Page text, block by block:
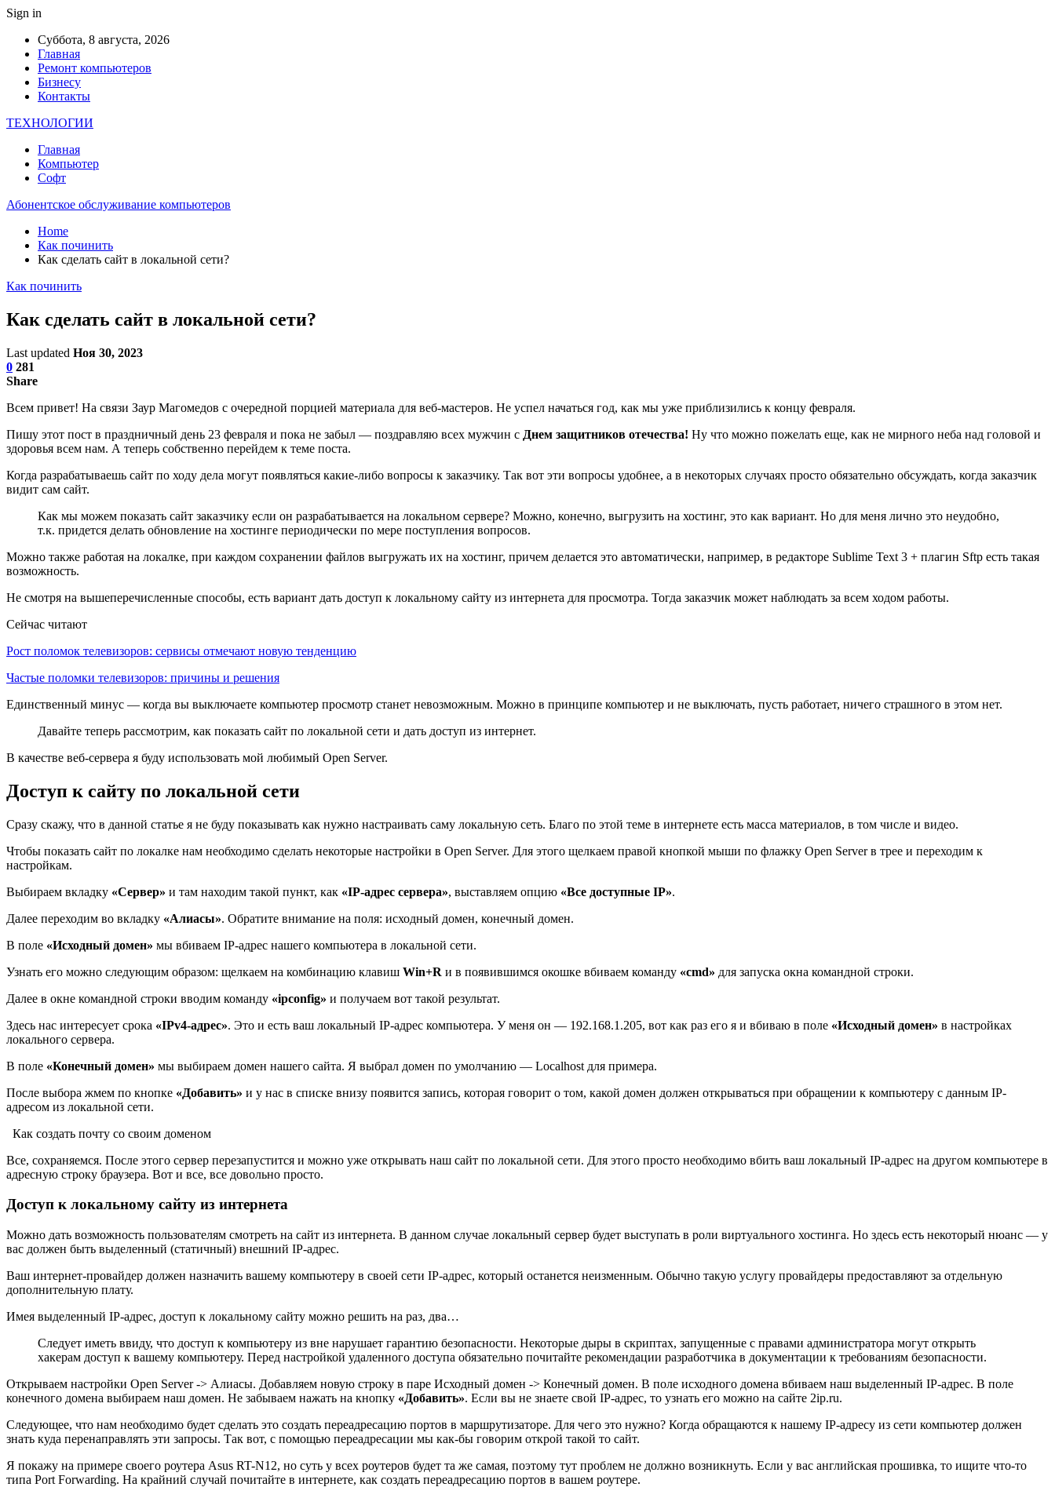
Sign in
Суббота, 8 августа, 2026
Главная
Ремонт компьютеров
Бизнесу
Контакты
ТЕХНОЛОГИИ
Главная
Компьютер
Софт
Абонентское обслуживание компьютеров
Home
Как починить
Как сделать сайт в локальной сети?
Как починить
Как сделать сайт в локальной сети?
Last updated Ноя 30, 2023
0 281
Share
Всем привет! На связи Заур Магомедов с очередной порцией материала для веб-мастеров. Не успел начаться год, как мы уже приблизились к концу февраля.
Пишу этот пост в праздничный день 23 февраля и пока не забыл — поздравляю всех мужчин с Днем защитников отечества! Ну что можно пожелать еще, как не мирного неба над головой и
здоровья всем нам. А теперь собственно перейдем к теме поста.
Когда разрабатываешь сайт по ходу дела могут появляться какие-либо вопросы к заказчику. Так вот эти вопросы удобнее, а в некоторых случаях просто обязательно обсуждать, когда заказчик
видит сам сайт.
Как мы можем показать сайт заказчику если он разрабатывается на локальном сервере? Можно, конечно, выгрузить на хостинг, это как вариант. Но для меня лично это неудобно,
т.к. придется делать обновление на хостинге периодически по мере поступления вопросов.
Можно также работая на локалке, при каждом сохранении файлов выгружать их на хостинг, причем делается это автоматически, например, в редакторе Sublime Text 3 + плагин Sftp есть такая
возможность.
Не смотря на вышеперечисленные способы, есть вариант дать доступ к локальному сайту из интернета для просмотра. Тогда заказчик может наблюдать за всем ходом работы.
Сейчас читают
Рост поломок телевизоров: сервисы отмечают новую тенденцию
Частые поломки телевизоров: причины и решения
Единственный минус — когда вы выключаете компьютер просмотр станет невозможным. Можно в принципе компьютер и не выключать, пусть работает, ничего страшного в этом нет.
Давайте теперь рассмотрим, как показать сайт по локальной сети и дать доступ из интернет.
В качестве веб-сервера я буду использовать мой любимый Open Server.
Доступ к сайту по локальной сети
Сразу скажу, что в данной статье я не буду показывать как нужно настраивать саму локальную сеть. Благо по этой теме в интернете есть масса материалов, в том числе и видео.
Чтобы показать сайт по локалке нам необходимо сделать некоторые настройки в Open Server. Для этого щелкаем правой кнопкой мыши по флажку Open Server в трее и переходим к
настройкам.
Выбираем вкладку «Сервер» и там находим такой пункт, как «IP-адрес сервера», выставляем опцию «Все доступные IP».
Далее переходим во вкладку «Алиасы». Обратите внимание на поля: исходный домен, конечный домен.
В поле «Исходный домен» мы вбиваем IP-адрес нашего компьютера в локальной сети.
Узнать его можно следующим образом: щелкаем на комбинацию клавиш Win+R и в появившимся окошке вбиваем команду «cmd» для запуска окна командной строки.
Далее в окне командной строки вводим команду «ipconfig» и получаем вот такой результат.
Здесь нас интересует срока «IPv4-адрес». Это и есть ваш локальный IP-адрес компьютера. У меня он — 192.168.1.205, вот как раз его я и вбиваю в поле «Исходный домен» в настройках
локального сервера.
В поле «Конечный домен» мы выбираем домен нашего сайта. Я выбрал домен по умолчанию — Localhost для примера.
После выбора жмем по кнопке «Добавить» и у нас в списке внизу появится запись, которая говорит о том, какой домен должен открываться при обращении к компьютеру с данным IP-
адресом из локальной сети.
Как создать почту со своим доменом
Все, сохраняемся. После этого сервер перезапустится и можно уже открывать наш сайт по локальной сети. Для этого просто необходимо вбить ваш локальный IP-адрес на другом компьютере в
адресную строку браузера. Вот и все, все довольно просто.
Доступ к локальному сайту из интернета
Можно дать возможность пользователям смотреть на сайт из интернета. В данном случае локальный сервер будет выступать в роли виртуального хостинга. Но здесь есть некоторый нюанс — у
вас должен быть выделенный (статичный) внешний IP-адрес.
Ваш интернет-провайдер должен назначить вашему компьютеру в своей сети IP-адрес, который останется неизменным. Обычно такую услугу провайдеры предоставляют за отдельную
дополнительную плату.
Имея выделенный IP-адрес, доступ к локальному сайту можно решить на раз, два…
Следует иметь ввиду, что доступ к компьютеру из вне нарушает гарантию безопасности. Некоторые дыры в скриптах, запущенные с правами администратора могут открыть
хакерам доступ к вашему компьютеру. Перед настройкой удаленного доступа обязательно почитайте рекомендации разработчика в документации к требованиям безопасности.
Открываем настройки Open Server -> Алиасы. Добавляем новую строку в паре Исходный домен -> Конечный домен. В поле исходного домена вбиваем наш выделенный IP-адрес. В поле
конечного домена выбираем наш домен. Не забываем нажать на кнопку «Добавить». Если вы не знаете свой IP-адрес, то узнать его можно на сайте 2ip.ru.
Следующее, что нам необходимо будет сделать это создать переадресацию портов в маршрутизаторе. Для чего это нужно? Когда обращаются к нашему IP-адресу из сети компьютер должен
знать куда перенаправлять эти запросы. Так вот, с помощью переадресации мы как-бы говорим открой такой то сайт.
Я покажу на примере своего роутера Asus RT-N12, но суть у всех роутеров будет та же самая, поэтому тут проблем не должно возникнуть. Если у вас английская прошивка, то ищите что-то
типа Port Forwarding. На крайний случай почитайте в интернете, как создать переадресацию портов в вашем роутере.